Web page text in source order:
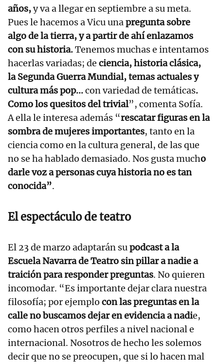
años,y va a llegar en septiembre a su meta.
Pues le hacemos a Vicu unapregunta sobre
algo de la tierra, y a partir de ahí enlazamos
con su historia.Tenemos muchas e intentamos
hacerlas variadas; de ciencia, historia clásica,
la Segunda Guerra Mundial, temas actuales y
cultura más pop...con variedad de temáticas.
Como los quesitos del trivial”, comenta Sofía.
A ella le interesa además “rescatar figuras en la
sombra de mujeres importantes, tanto en la
ciencia como en la cultura general, de las que
no se ha hablado demasiado. Nos gusta mucho
darle voz a personas cuya historia no es tan
conocida”.
El espectáculo de teatro
El 23 de marzo adaptarán supodcast a la
Escuela Navarra de Teatro sin pillar a nadie a
traición para responder preguntas. No quieren
incomodar. “Es importante dejar clara nuestra
filosofía; por ejemplo con las preguntas en la
calle no buscamos dejar en evidencia a nadie,
como hacen otros perfiles a nivel nacional e
internacional. Nosotros de hecho les solemos
decir que no se preocupen, que si lo hacen mal